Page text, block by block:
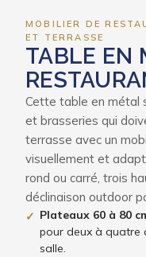
MOBILIER DE
ET TERRASSE
TABLE EN
Cette table en métal
et brasseries qui
terrasse avec un
visuellement et
rond ou carré, trois
déclinaison outdoor
✓ Plateaux 60 à 80
pour deux à quatre
salle.